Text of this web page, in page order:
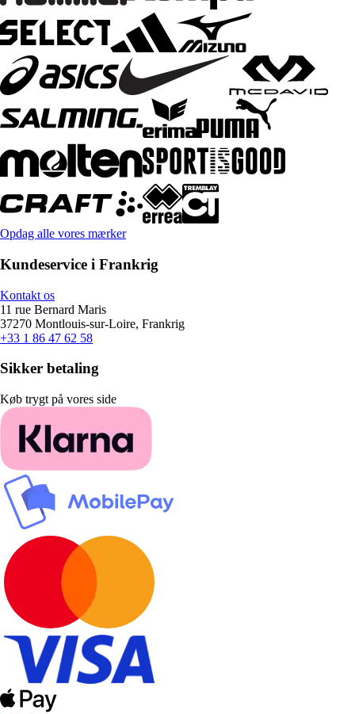
Opdag alle vores mærker
Kundeservice i Frankrig
Kontakt os
11 rue Bernard Maris
37270 Montlouis-sur-Loire, Frankrig
+33 1 86 47 62 58
Sikker betaling
Køb trygt på vores side